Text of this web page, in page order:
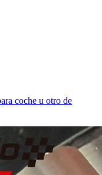
coche u otro de